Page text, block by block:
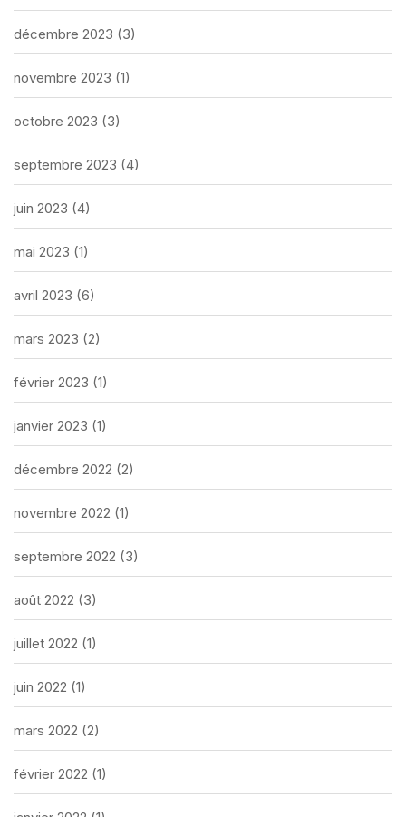
décembre 2023 (3)
novembre 2023 (1)
octobre 2023 (3)
septembre 2023 (4)
juin 2023 (4)
mai 2023 (1)
avril 2023 (6)
mars 2023 (2)
février 2023 (1)
janvier 2023 (1)
décembre 2022 (2)
novembre 2022 (1)
septembre 2022 (3)
août 2022 (3)
juillet 2022 (1)
juin 2022 (1)
mars 2022 (2)
février 2022 (1)